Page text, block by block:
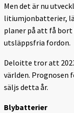
Men det är nu
litiumjonbatterier,
planer på att få bort
utsläppsfria fordon.
Deloitte tror att
världen. Prognosen
säljs detta år.
Blybatterier